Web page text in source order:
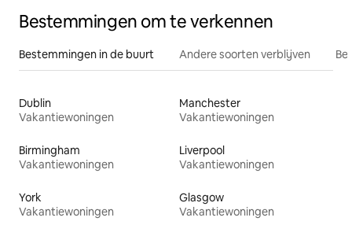
Bestemmingen om te verkennen
Bestemmingen in de buurt Andere soorten verblijven
Dublin
Vakantiewoningen
Manchester
Vakantiewoningen
Birmingham
Vakantiewoningen
Liverpool
Vakantiewoningen
York
Vakantiewoningen
Glasgow
Vakantiewoningen